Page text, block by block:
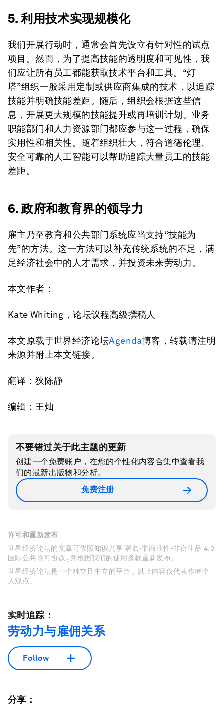
5. 利用技术实现规模化
我们开展行动时，通常会首先设立有针对性的试点
项目。然而，为了提高技能的透明度和可见性，我
们应让所有员工都能获取技术平台和工具。“灯
塔”组织一般采用定制或供应商集成的技术，以追踪
技能并明确技能差距。随后，组织会根据这些信
息，开展更大规模的技能提升或再培训计划。业务
职能部门和人力资源部门都应参与这一过程，确保
实用性和相关性。随着组织壮大，符合道德伦理、
安全可靠的人工智能可以帮助追踪大量员工的技能
差距。
6. 政府和教育界的领导力
雇主乃至教育和公共部门系统应当支持“技能为
先”的方法。这一方法可以补充传统系统的不足，满
足经济社会中的人才需求，并投资未来劳动力。
本文作者：
Kate Whiting，论坛议程高级撰稿人
本文原载于世界经济论坛Agenda博客，转载请注明
来源并附上本文链接。
翻译：狄陈静
编辑：王灿
不要错过关于此主题的更新
创建一个免费账户，在您的个性化内容合集中查看我
们的最新出版物和分析。
免费注册
许可和重新发布
世界经济论坛的文章可依照知识共享 署名-非商业性-非衍生品 4.0
国际公共许可协议 , 并根据我们的使用条款重新发布。
世界经济论坛是一个独立且中立的平台，以上内容仅代表作者个
人观点。
实时追踪：
劳动力与雇佣关系
Follow
分享：